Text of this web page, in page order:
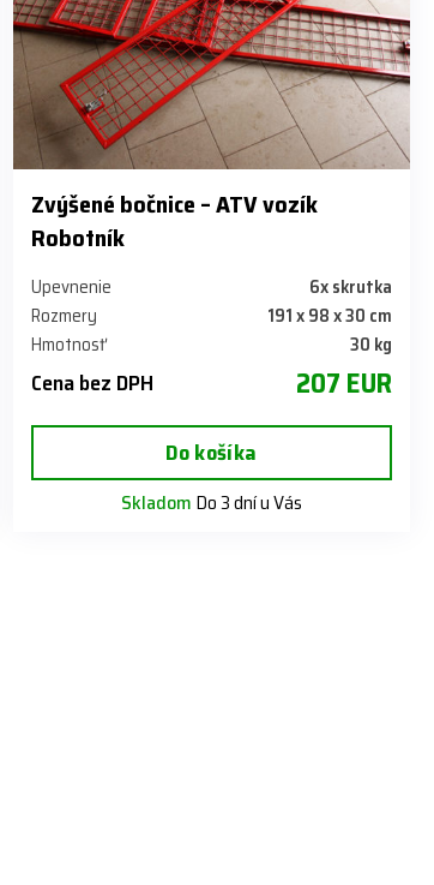
Zvýšené bočnice – ATV vozík
Robotník
Upevnenie
6x skrutka
Rozmery
191 x 98 x 30 cm
Hmotnosť
30 kg
Cena bez DPH 207 EUR
Do košíka
Skladom Do 3 dní u Vás